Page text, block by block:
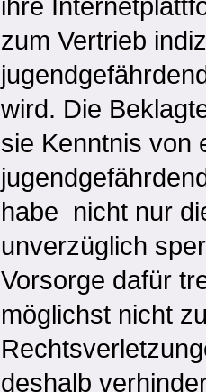
zum Vertrieb
wird. Die
sie Kenntnis von
habe  nicht nur
unverzüglich
Vorsorge dafür
möglichst nicht
deshalb